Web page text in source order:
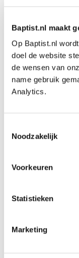
Baptist.nl maakt
Op Baptist.nl
doel de website
de wensen van
name gebruik
Analytics.
Noodzakelijk
Voorkeuren
Statistieken
Marketing
€